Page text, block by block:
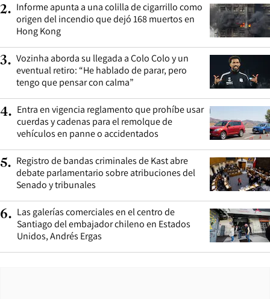
2. Informe apunta a una colilla de cigarrillo como
origen del incendio que dejó 168 muertos en
Hong Kong
3. Vozinha aborda su llegada a Colo Colo y un
eventual retiro: “He hablado de parar, pero
tengo que pensar con calma”
4. Entra en vigencia reglamento que prohíbe usar
cuerdas y cadenas para el remolque de
vehículos en panne o accidentados
5. Registro de bandas criminales de Kast abre
debate parlamentario sobre atribuciones del
Senado y tribunales
6. Las galerías comerciales en el centro de
Santiago del embajador chileno en Estados
Unidos, Andrés Ergas